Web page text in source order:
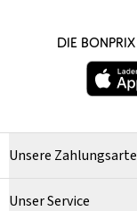
DIE
Unsere
Unser Service